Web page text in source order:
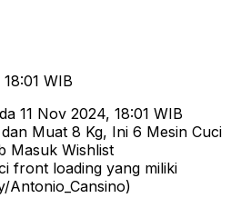
WIB
11 Nov 2024, 18:01 WIB
front loading yang miliki
Antonio_Cansino)